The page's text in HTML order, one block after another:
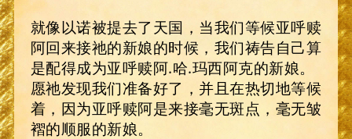
就像以诺被提去了天国，当我们等候亚呼赎
阿回来接祂的新娘的时候，我们祷告自己算
是配得成为亚呼赎阿.哈.玛西阿克的新娘。
愿祂发现我们准备好了，并且在热切地等候
着，因为亚呼赎阿是来接毫无斑点，毫无皱
褶的顺服的新娘。